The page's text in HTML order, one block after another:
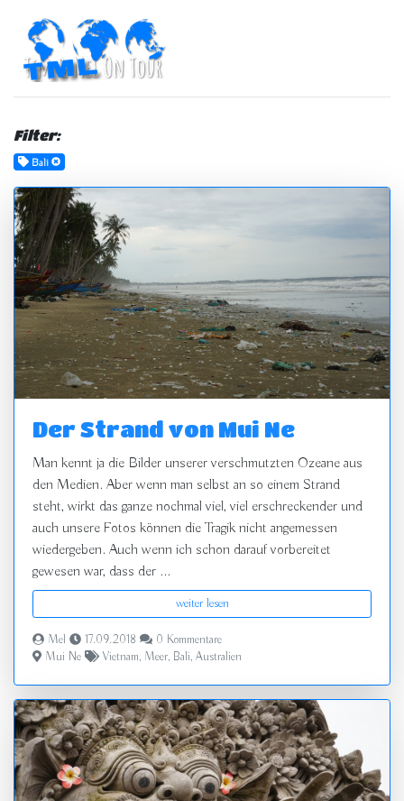
Filter:
Bali
Der Strand von Mui Ne
Man kennt ja die Bilder unserer verschmutzten Ozeane aus
den Medien. Aber wenn man selbst an so einem Strand
steht, wirkt das ganze nochmal viel, viel erschreckender und
auch unsere Fotos können die Tragik nicht angemessen
wiedergeben. Auch wenn ich schon darauf vorbereitet
gewesen war, dass der ...
weiter lesen
Mel 17.09.2018
0 Kommentare
Mui Ne
Vietnam, Meer, Bali, Australien